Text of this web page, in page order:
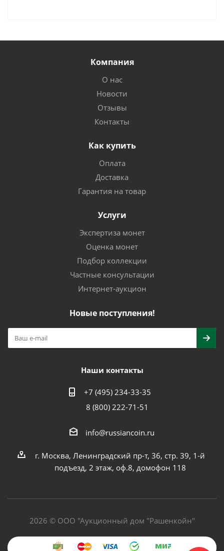
Компания
О нас
Новости
Отзывы
Контакты
Как купить
Оплата
Доставка
Гарантия на товар
Услуги
Экспертиза монет
Оценка монет
Подбор коллекции
Частные консультации
Интернет-аукцион
Новые поступления!
Наши контакты
+7 (495) 234-33-35
8 (800) 222-71-51
info@russiancoin.ru
г. Москва, Ленинградский пр-т, 36, стр. 39, 1-й
подъезд, 2 этаж, оф.8, домофон 118
2026 © ООО "Аукционный дом "Рашенкойн"